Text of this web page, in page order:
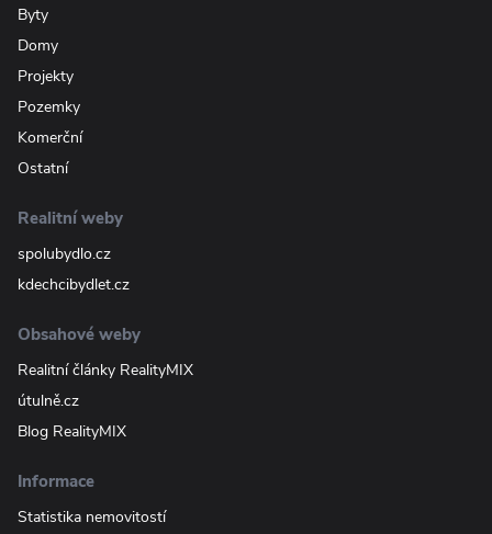
Byty
Domy
Projekty
Pozemky
Komerční
Ostatní
Realitní weby
spolubydlo.cz
kdechcibydlet.cz
Obsahové weby
Realitní články RealityMIX
útulně.cz
Blog RealityMIX
Informace
Statistika nemovitostí